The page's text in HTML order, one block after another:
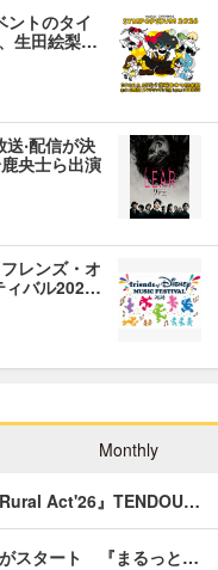
ントのタイ
生田絵梨…
‧配信が決
央士ら出演
レンズ・オ
ィバル202…
Monthly
Act'26』TENDOU…
がスタート 『まるっと…